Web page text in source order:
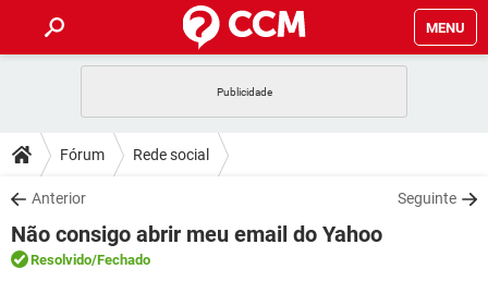
MENU
CELULAR
OUTLOOK
INSTAGRAM GMAIL
GUIA DE COMPRAS
DICAS
JOGOS
OUTLOOK
DOWNLOADS
JOGOS WHATSAPP
CELULAR
FÓRUM
Fórum Rede social
Anterior Seguinte
Não consigo abrir meu email do Yahoo
Resolvido/Fechado